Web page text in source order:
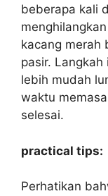
beberapa kali
kacang merah
pasir.
lebih mudah
waktu
selesai.
practical tips:
Perhatikan